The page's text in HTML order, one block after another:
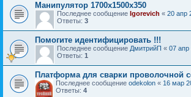
Манипулятор 1700х1500х350
Последнее сообщение Igorevich « 20 апр
Ответы: 3
Помогите идентифицировать !!!
Последнее сообщение ДмитрийП « 07 апр
Ответы: 1
Платформа для сварки проволочной
Последнее сообщение odekolon « 16 мар
Ответы: 4